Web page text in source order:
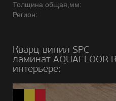
Толщина общая,мм:
Регион:
Кварц-винил SPC
ламинат AQUAFLOOR
интерьере: